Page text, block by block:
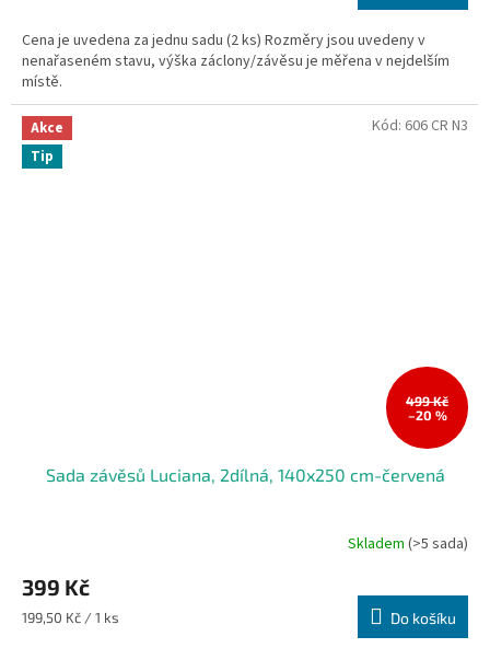
Cena je uvedena za jednu sadu (2 ks) Rozměry jsou uvedeny v
nenařaseném stavu, výška záclony/závěsu je měřena v nejdelším
místě.
Akce
Tip
499 Kč
–20 %
Sada závěsů Luciana, 2dílná, 140x250 cm-červená
Skladem (>5 sada)
399 Kč
Měrná
199,50 Kč / 1 ks Do košíku
Kód: 606 CR N3